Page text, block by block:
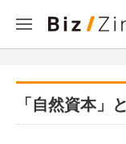
「自然資本」